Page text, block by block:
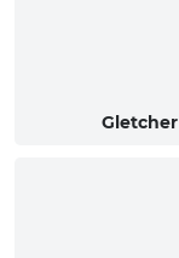
Gletcher